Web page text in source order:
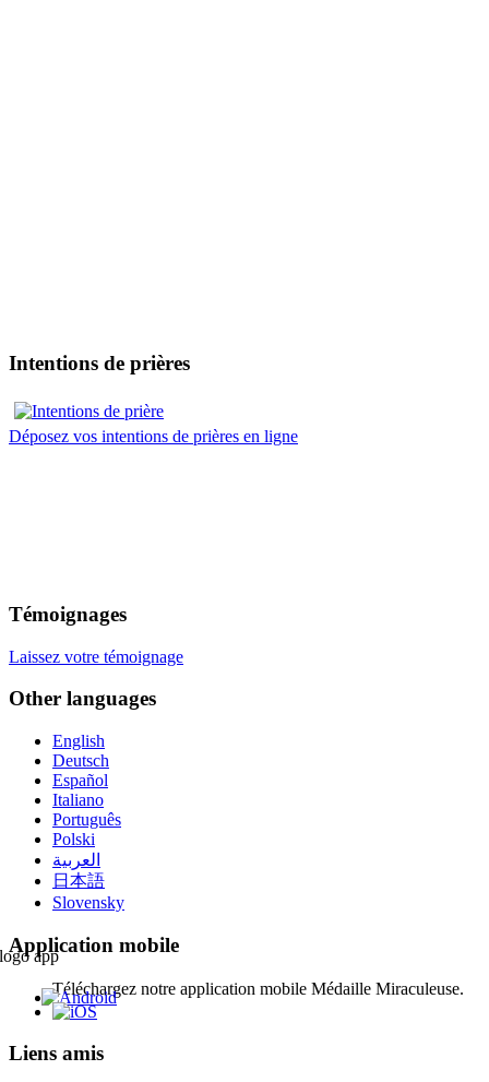
Intentions de prières
Déposez vos intentions de prières en ligne
Témoignages
Laissez votre témoignage
Other languages
English
Deutsch
Español
Italiano
Português
Polski
العربية
日本語
Slovensky
Application mobile
Téléchargez notre application mobile Médaille Miraculeuse.
Liens amis